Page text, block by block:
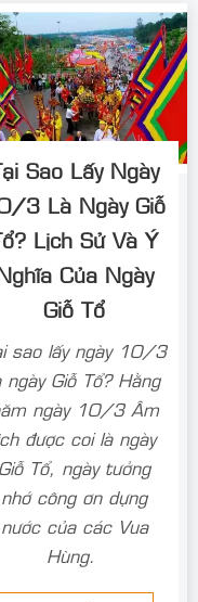
Sao Lấy Ngày
3 Là Ngày Giỗ
Lịch Sử Và Ý
Của Ngày
Giỗ Tổ
sao lấy ngày 10/3
ngày Giỗ Tổ? Hằng
ngày 10/3 Âm
được coi là ngày
Giỗ Tổ, ngày tưởng
nhớ công ơn dựng
nước của các Vua
Hùng.